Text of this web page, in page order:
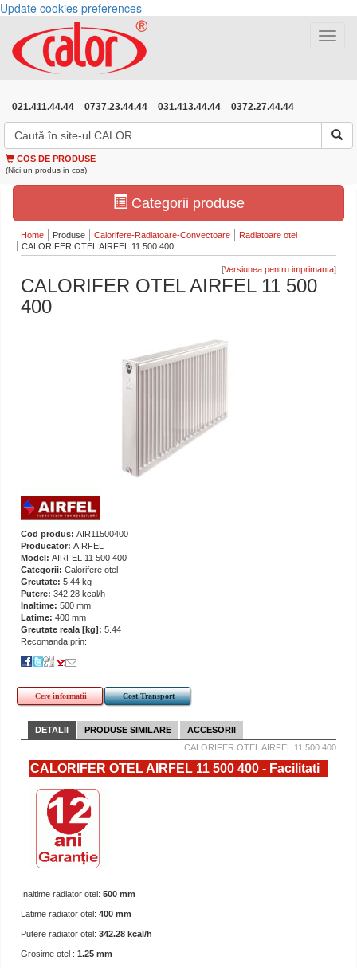
Update cookies preferences
Toggle
021.411.44.44 0737.23.44.44 031.413.44.44 0372.27.44.44
COS DE PRODUSE
(Nici un produs in cos)
Categorii produse
Home Produse Calorifere-Radiatoare-Convectoare
Radiatoare otel
CALORIFER OTEL AIRFEL 11 500 400
[ ]
CALORIFER OTEL AIRFEL 11 500
400
Cod produs: AIR11500400
Producator: AIRFEL
Model: AIRFEL 11 500 400
Categorii: Calorifere otel
Greutate: 5.44 kg
Putere: 342.28 kcal/h
Inaltime: 500 mm
Latime: 400 mm
Greutate reala [kg]: 5.44
Recomanda prin:
Cere informatii Cost Transport
DETALII PRODUSE SIMILARE
ACCESORII
CALORIFER OTEL AIRFEL 11 500 400
CALORIFER OTEL AIRFEL 11 500 400 - Facilitati
Inaltime radiator otel: 500 mm
Latime radiator otel: 400 mm
Putere radiator otel: 342.28 kcal/h
Grosime otel : 1.25 mm